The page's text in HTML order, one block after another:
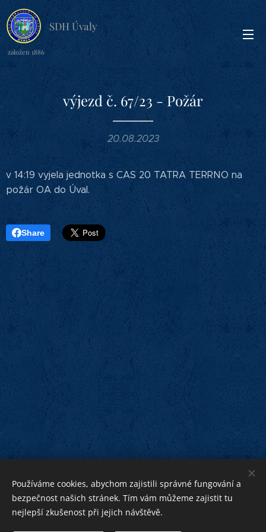
SDH Úvaly
založen 1886
výjezd č. 67/23 - Požár
20.08.2023
v 14:19 vyjela jednotka s CAS 20 TATRA TERRNO na
požár OA do Úval.
Share
Bohu ku cti, bližnímuku pomoci
Používáme cookies, abychom zajistili správné fungování a
bezpečnost našich stránek. Tím vám můžeme zajistit tu
nejlepší zkušenost při jejich návštěvě.